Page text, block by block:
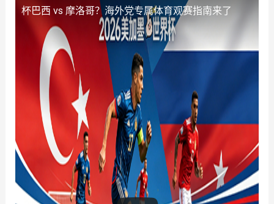
杯巴西 vs 摩洛哥？海外党专属体育观赛指南来了